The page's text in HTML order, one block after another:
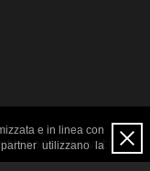
sono riservati.
e in linea con
utilizzano la